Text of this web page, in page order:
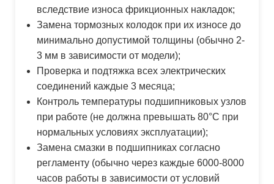
вследствие износа фрикционных накладок;
Замена тормозных колодок при их износе до
минимально допустимой толщины (обычно 2-
3 мм в зависимости от модели);
Проверка и подтяжка всех электрических
соединений каждые 3 месяца;
Контроль температуры подшипниковых узлов
при работе (не должна превышать 80°C при
нормальных условиях эксплуатации);
Замена смазки в подшипниках согласно
регламенту (обычно через каждые 6000-8000
часов работы в зависимости от условий